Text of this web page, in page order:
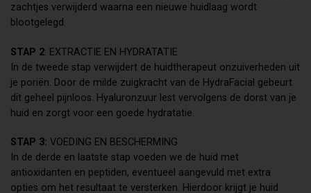
zachtjes verwijderd waarna een nieuwe huidlaag wordt
blootgelegd.
STAP 2: EXTRACTIE EN HYDRATATIE
In de tweede stap verwijdert de huidtherapeut onzuiverheden uit
je poriën. Door de milde zuigkracht van de HydraFacial gebeurt
dit geheel pijnloos. Hyaluronzuur lest vervolgens de dorst van je
huid en zorgt voor een goede hydratatie.
STAP 3: VOEDING EN BESCHERMING
In de derde en laatste stap voeden we de huid met
antioxidanten en peptiden, eventueel aangevuld met extra
opties om het resultaat te versterken. Hierdoor krijgt je huid